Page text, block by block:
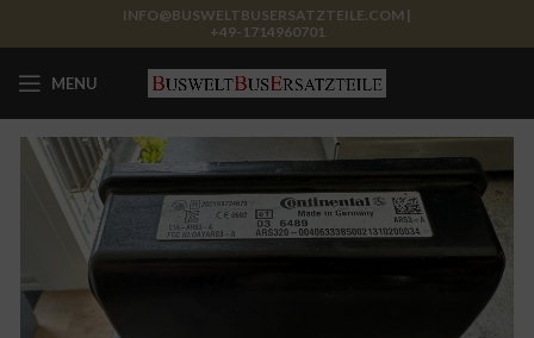
INFO@BUSWELTBUSERSATZTEILE.COM |
+49-1714960701
MENU